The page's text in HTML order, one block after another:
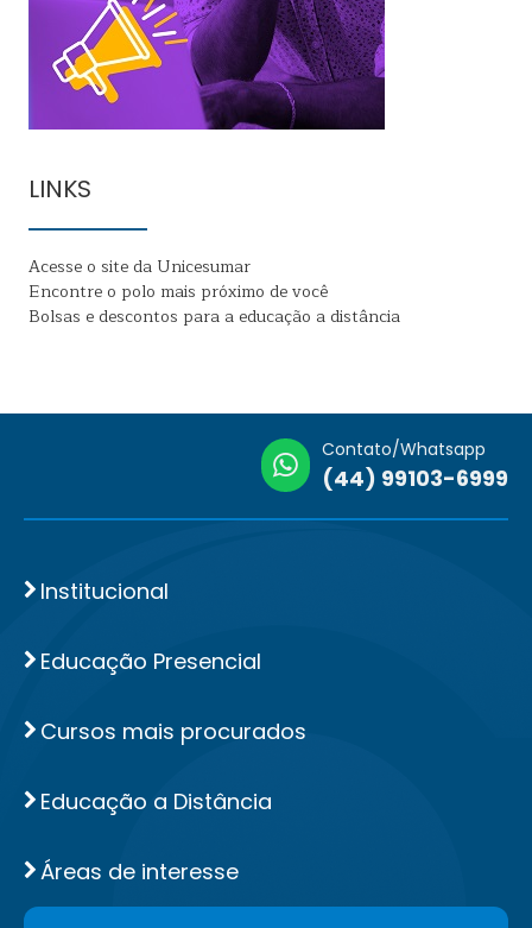
LINKS
Acesse o site da Unicesumar
Encontre o polo mais próximo de você
Bolsas e descontos para a educação a distância
Contato/Whatsapp
(44) 99103-6999
Institucional
Educação Presencial
Cursos mais procurados
Educação a Distância
Áreas de interesse